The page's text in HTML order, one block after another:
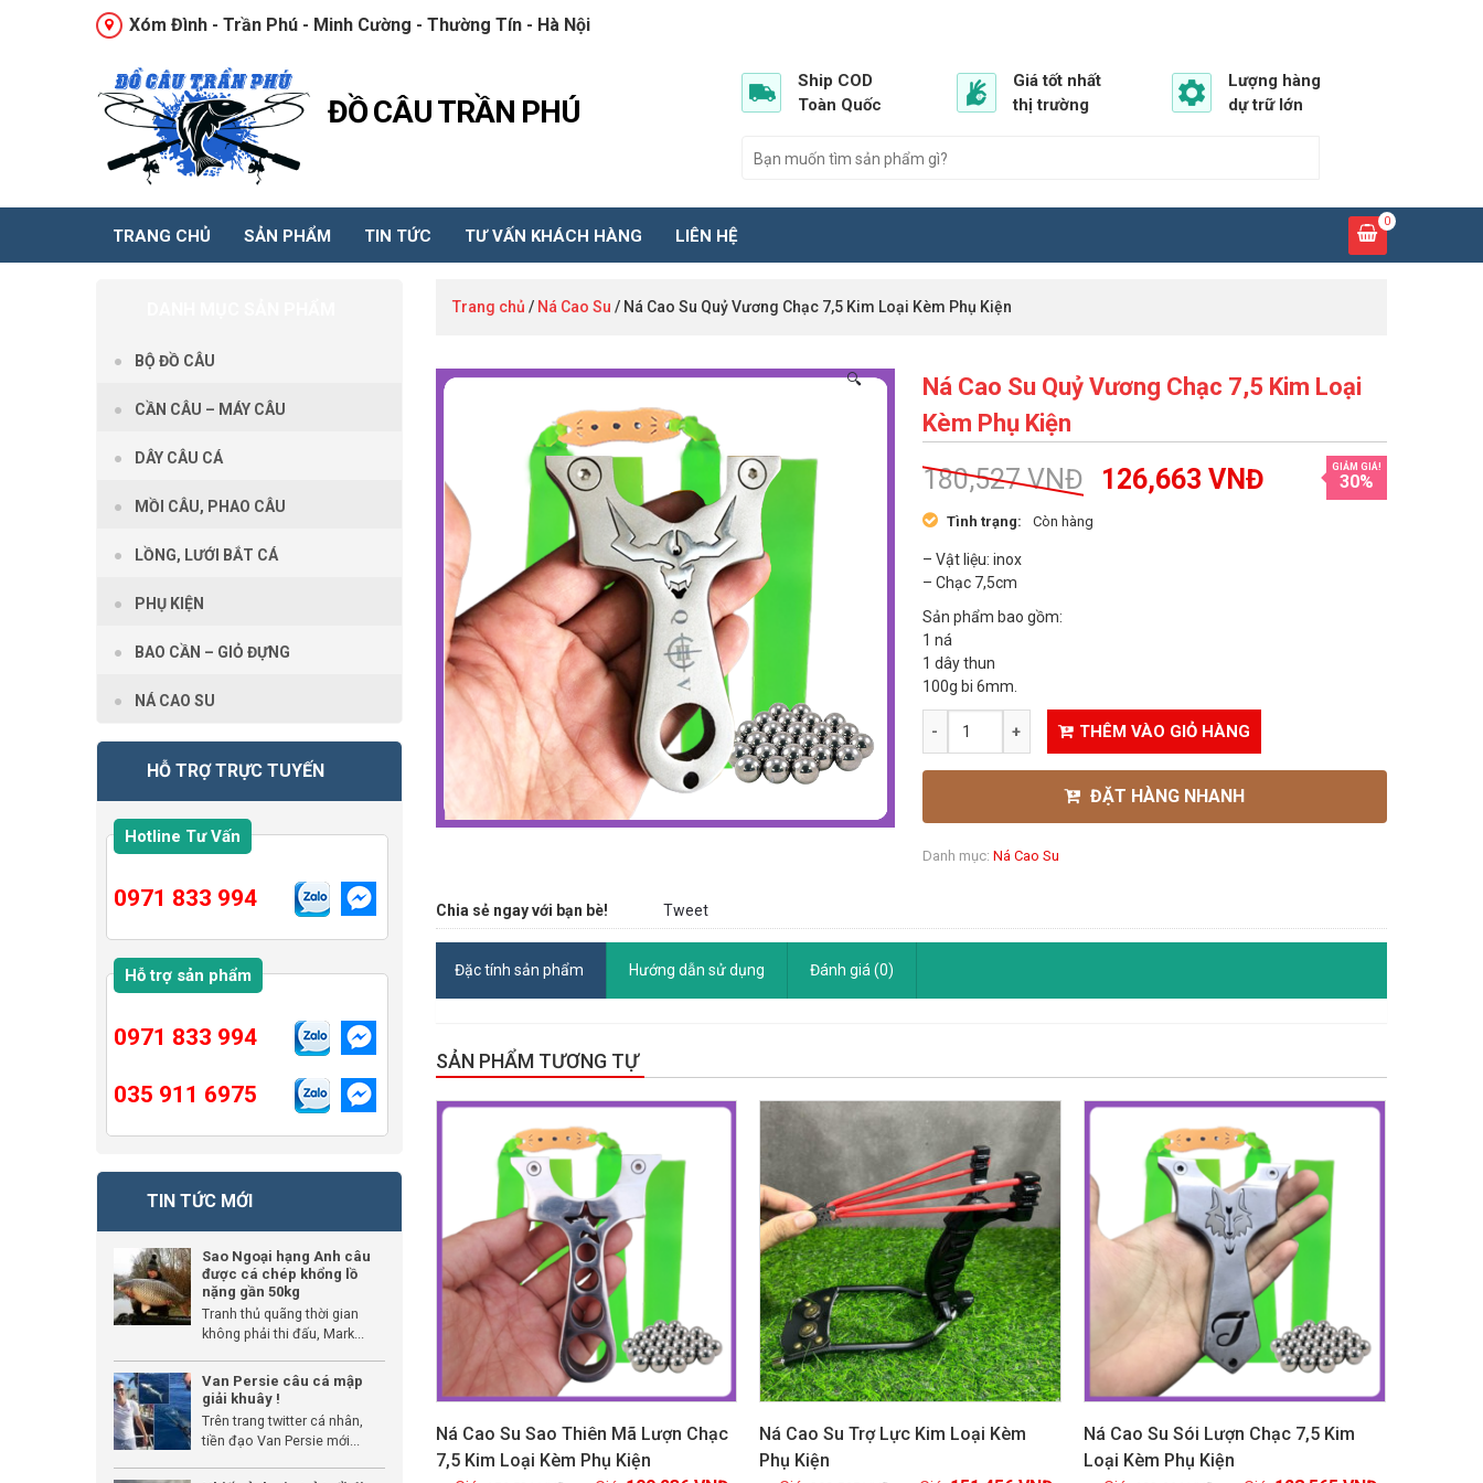
Xóm Đình - Trần Phú - Minh Cường - Thường Tín - Hà Nội
ĐỒ CÂU TRẦN PHÚ
Ship COD
Toàn Quốc
Giá tốt nhất
thị trường
Lượng hàng
dự trữ lớn
TRANG CHỦ SẢN PHẨM TIN TỨC TƯ VẤN KHÁCH HÀNG LIÊN HỆ
0
Trang chủ / Ná Cao Su / Ná Cao Su Quỷ Vương Chạc 7,5 Kim Loại Kèm Phụ Kiện
🔍
Ná Cao Su Quỷ Vương Chạc 7,5 Kim Loại
Kèm Phụ Kiện
180,527VNĐ 126,663 VNĐ GIẢM GIÁ!
30%
Tình trạng: Còn hàng
– Vật liệu: inox
– Chạc 7,5cm
Sản phẩm bao gồm:
1 ná
1 dây thun
100g bi 6mm.
THÊM VÀO GIỎ HÀNG
ĐẶT HÀNG NHANH
Danh mục: Ná Cao Su
Chia sẻ ngay với bạn bè! Tweet
Đặc tính sản phẩm Hướng dẫn sử dụng Đánh giá (0)
SẢN PHẨM TƯƠNG TỰ
GIẢM GIÁ!
Ná Cao Su Sao Thiên Mã Lượn Chạc
7,5 Kim Loại Kèm Phụ Kiện
Ná Cao Su Trợ Lực Kim Loại Kèm
Phụ Kiện
GIẢM GIÁ!
Ná Cao Su Sói Lượn Chạc 7,5 Kim
Loại Kèm Phụ Kiện
BỘ ĐỒ CÂU
CẦN CÂU – MÁY CÂU
DÂY CÂU CÁ
MỒI CÂU, PHAO CÂU
LỒNG, LƯỚI BẮT CÁ
PHỤ KIỆN
BAO CẦN – GIỎ ĐỰNG
NÁ CAO SU
HỖ TRỢ TRỰC TUYẾN
Hotline Tư Vấn
0971 833 994
Hỗ trợ sản phẩm
0971 833 994
035 911 6975
TIN TỨC MỚI
Sao Ngoại hạng Anh câu
được cá chép khổng lồ
nặng gần 50kg
Tranh thủ quãng thời gian
không phải thi đấu, Mark...
Van Persie câu cá mập
giải khuây !
Trên trang twitter cá nhân,
tiền đạo Van Persie mới...